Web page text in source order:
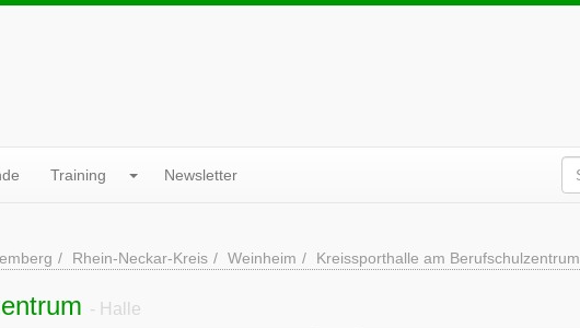
Training Newsletter
Rhein-Neckar-Kreis Weinheim Kreissporthalle am Berufschulzentrum
- Halle